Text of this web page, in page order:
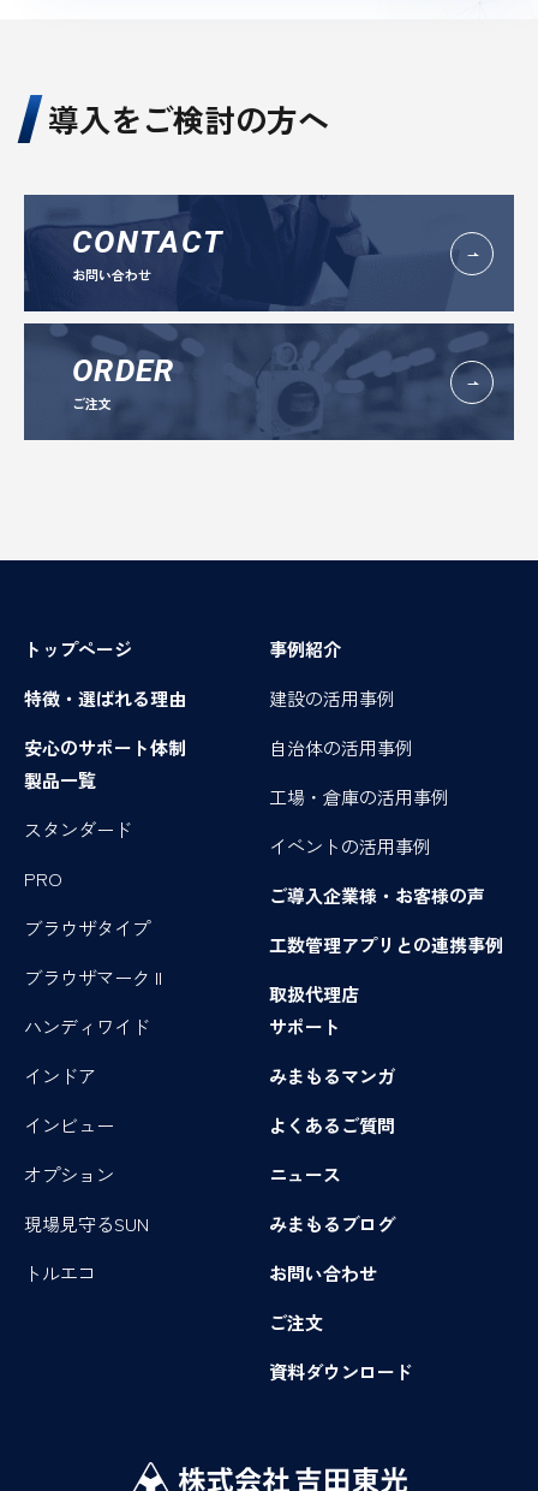
導入をご検討の方へ
CONTACT
お問い合わせ
ORDER
ご注文
トップページ
特徴・選ばれる理由
安心のサポート体制
製品一覧
スタンダード
PRO
ブラウザタイプ
ブラウザマーク II
ハンディワイド
インドア
インビュー
オプション
現場見守るSUN
トルエコ
事例紹介
建設の活用事例
自治体の活用事例
工場・倉庫の活用事例
イベントの活用事例
ご導入企業様・お客様の声
工数管理アプリとの連携事例
取扱代理店
サポート
みまもるマンガ
よくあるご質問
ニュース
みまもるブログ
お問い合わせ
ご注文
資料ダウンロード